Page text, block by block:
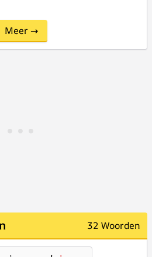
Meer →
32 Woorden